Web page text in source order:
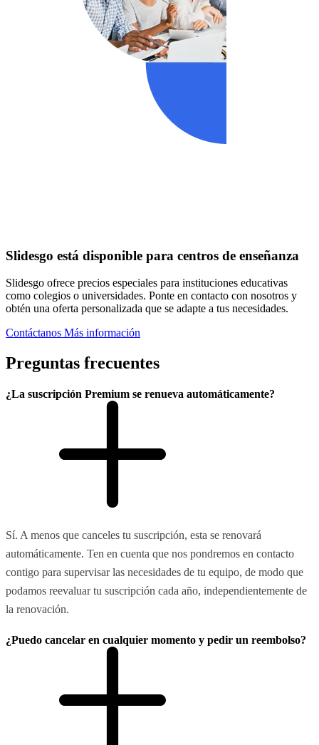
Slidesgo está disponible para centros de enseñanza
Slidesgo ofrece precios especiales para instituciones educativas
como colegios o universidades. Ponte en contacto con nosotros y
obtén una oferta personalizada que se adapte a tus necesidades.
Contáctanos Más información
Preguntas frecuentes
¿La suscripción Premium se renueva automáticamente?
Sí. A menos que canceles tu suscripción, esta se renovará
automáticamente. Ten en cuenta que nos pondremos en contacto
contigo para supervisar las necesidades de tu equipo, de modo que
podamos reevaluar tu suscripción cada año, independientemente de
la renovación.
¿Puedo cancelar en cualquier momento y pedir un reembolso?